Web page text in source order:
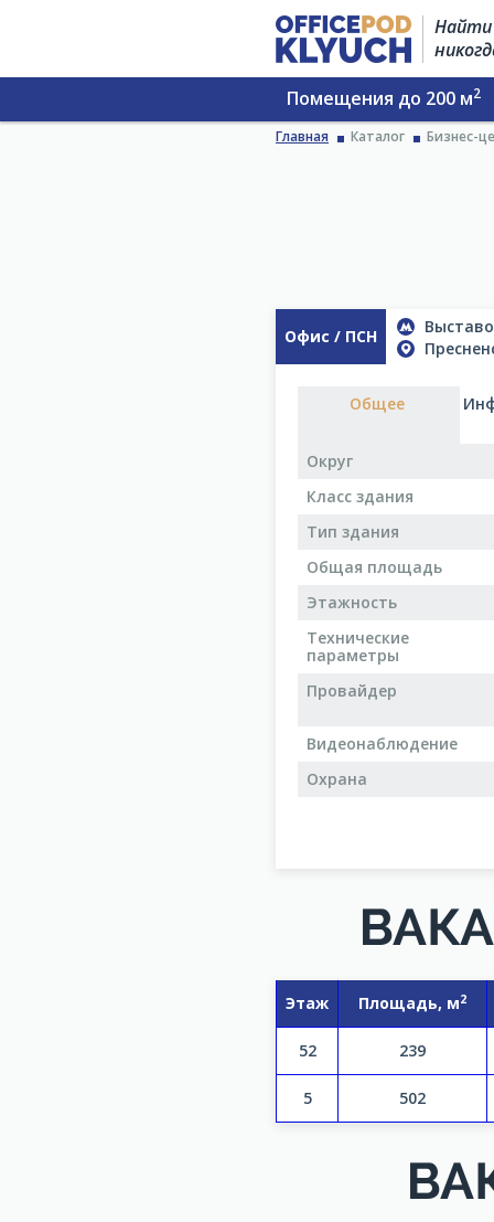
Найти
Помещения до 200 м2
Главная Каталог Бизнес-
Офис / ПСН
Общее
Округ
Класс здания
Тип здания
Общая площадь
Этажность
Технические
параметры
Провайдер
Видеонаблюдение
Охрана
Этаж Площадь, м2
52 239
5 502